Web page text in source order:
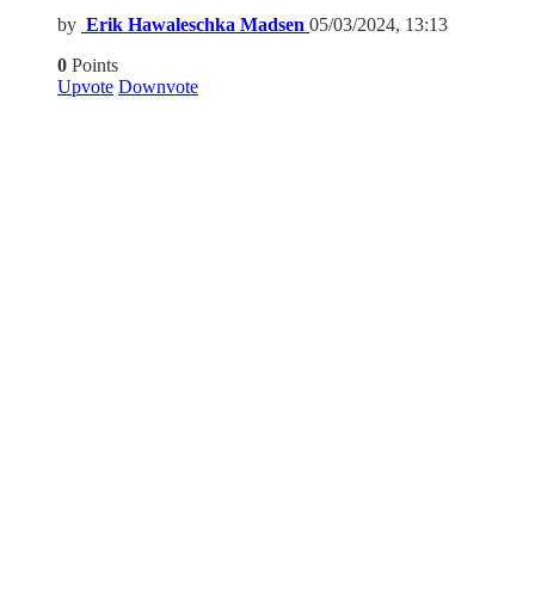
by Erik Hawaleschka Madsen 05/03/2024, 13:13
0 Points
Upvote Downvote